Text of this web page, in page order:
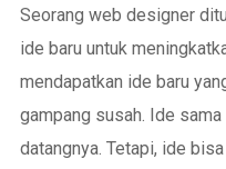
Seorang web designer
ide baru untuk
mendapatkan ide baru
gampang susah. Ide
datangnya. Tetapi, ide